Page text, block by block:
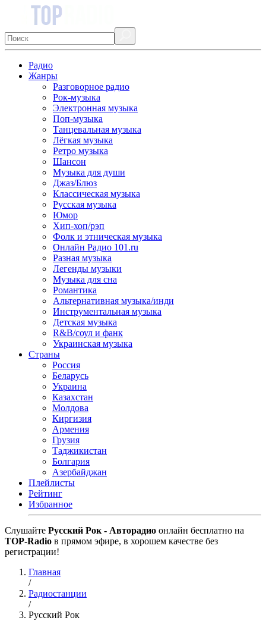
Радио
Жанры
Разговорное радио
Рок-музыка
Электронная музыка
Поп-музыка
Танцевальная музыка
Лёгкая музыка
Ретро музыка
Шансон
Музыка для души
Джаз/Блюз
Классическая музыка
Русская музыка
Юмор
Хип-хоп/рэп
Фолк и этническая музыка
Онлайн Радио 101.ru
Разная музыка
Легенды музыки
Музыка для сна
Романтика
Альтернативная музыка/инди
Инструментальная музыка
Детская музыка
R&B/cоул и фанк
Украинская музыка
Страны
Россия
Беларусь
Украина
Казахстан
Молдова
Киргизия
Армения
Грузия
Таджикистан
Болгария
Азербайджан
Плейлисты
Рейтинг
Избранное
Cлушайте Русский Рок - Авторадио онлайн бесплатно на
TOP-Radio в прямом эфире, в хорошем качестве без
регистрации!
Главная
/
Радиостанции
/
Русский Рок